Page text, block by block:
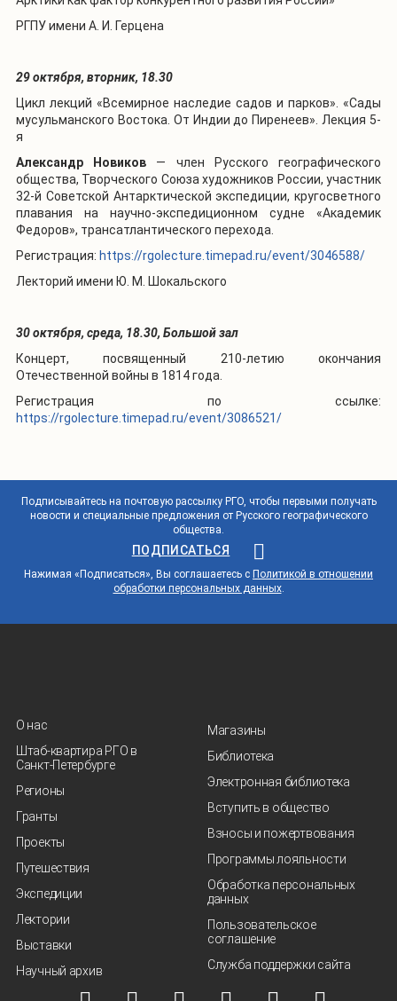
РГПУ имени А. И. Герцена
29 октября, вторник, 18.30
Цикл лекций «Всемирное наследие садов и парков». «Сады
мусульманского Востока. От Индии до Пиренеев». Лекция 5-
я
Александр Новиков — член Русского географического
общества, Творческого Союза художников России, участник
32-й Советской Антарктической экспедиции, кругосветного
плавания на научно-экспедиционном судне «Академик
Федоров», трансатлантического перехода.
Регистрация: https://rgolecture.timepad.ru/event/3046588/
Лекторий имени Ю. М. Шокальского
30 октября, среда, 18.30, Большой зал
Концерт, посвященный 210-летию окончания
Отечественной войны в 1814 года.
Регистрация по ссылке:
https://rgolecture.timepad.ru/event/3086521/
Подписывайтесь на почтовую рассылку РГО, чтобы первыми получать
новости и специальные предложения от Русского географического
общества.
ПОДПИСАТЬСЯ
Нажимая «Подписаться», Вы соглашаетесь с Политикой в отношении
обработки персональных данных.
О нас
Штаб-квартира РГО в
Санкт‑Петербурге
Регионы
Гранты
Проекты
Путешествия
Экспедиции
Лектории
Выставки
Научный архив
Магазины
Библиотека
Электронная библиотека
Вступить в общество
Взносы и пожертвования
Программы лояльности
Обработка персональных
данных
Пользовательское
соглашение
Служба поддержки сайта